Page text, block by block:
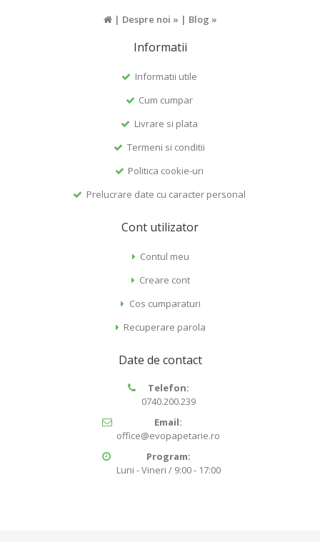
| Despre noi » | Blog »
Informatii
Informatii utile
Cum cumpar
Livrare si plata
Termeni si conditii
Politica cookie-uri
Prelucrare date cu caracter personal
Cont utilizator
Contul meu
Creare cont
Cos cumparaturi
Recuperare parola
Date de contact
Telefon:
0740.200.239
Email:
office@evopapetarie.ro
Program:
Luni - Vineri / 9:00 - 17:00